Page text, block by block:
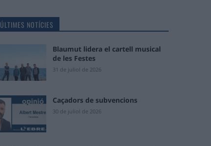
ÚLTIMES NOTÍCIES
Blaumut lidera el cartell musical
de les Festes
31 de juliol de 2026
Caçadors de subvencions
30 de juliol de 2026